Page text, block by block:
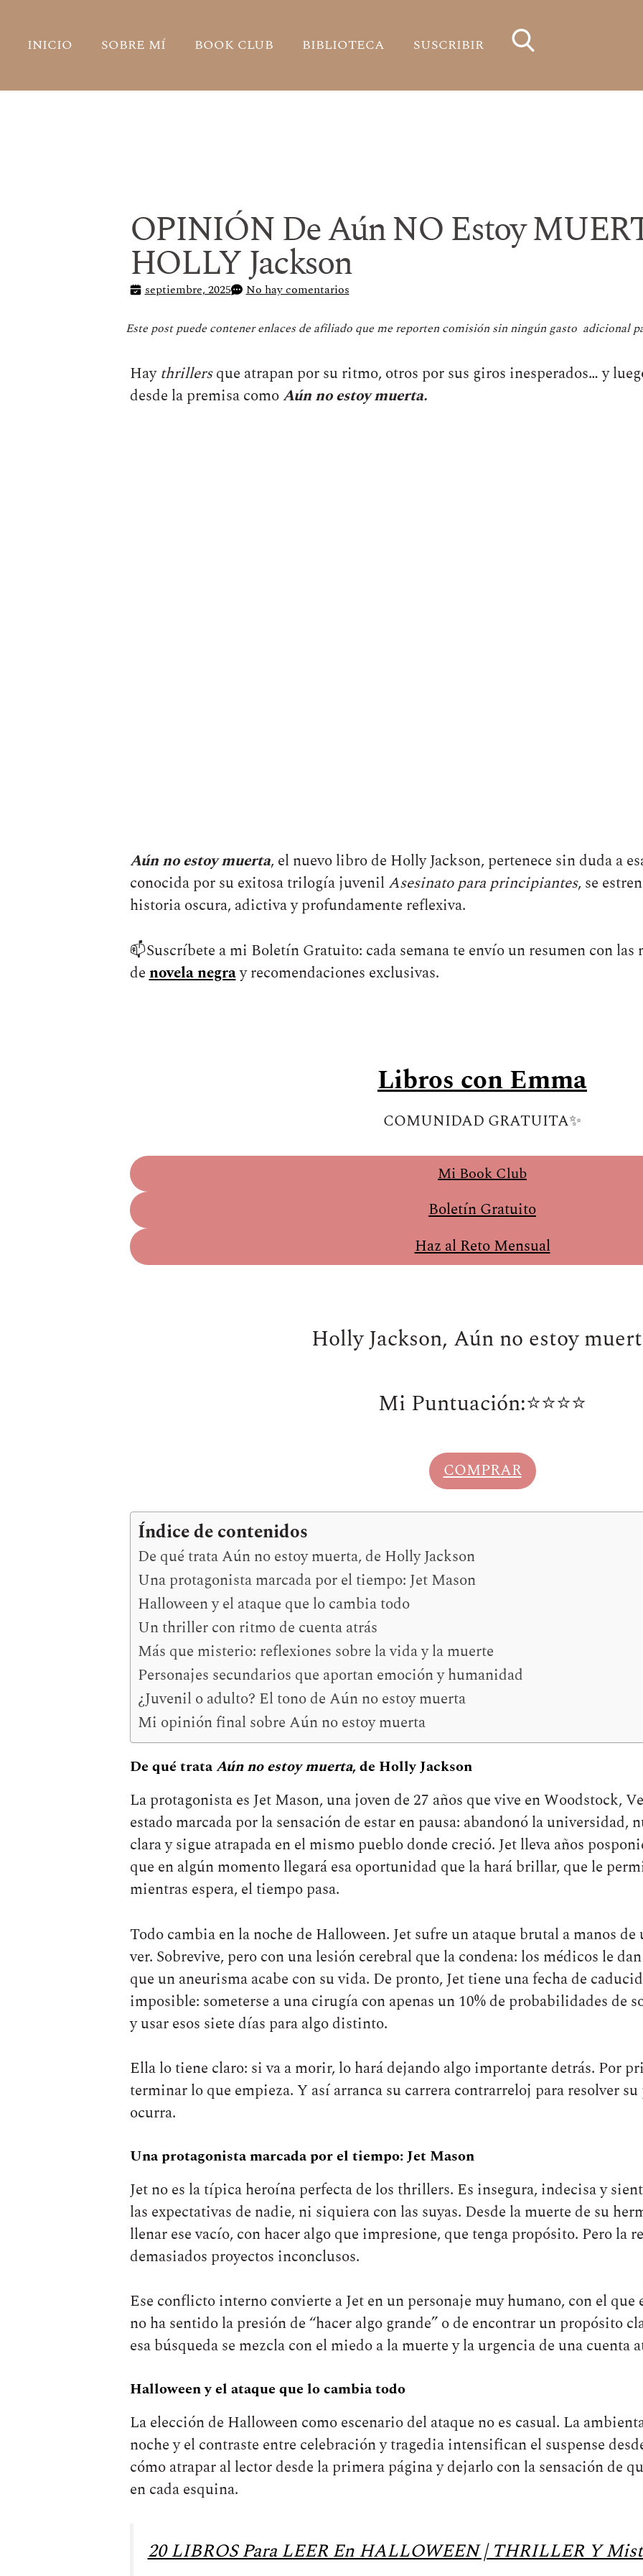
INICIO SOBRE MÍ BOOK CLUB BIBLIOTECA SUSCRIBIR
OPINIÓN De Aún NO Estoy
HOLLY Jackson
septiembre, 2025 No hay comentarios
Este post puede contener enlaces de afiliado que me reporten comisión sin ningún gasto adicional
Haythrillersque atrapan por su ritmo, otros por sus giros inesperados… y
desde la premisa comoAún no estoy muerta.
Aún no estoy muerta, el nuevo libro de Holly Jackson, pertenece sin duda a
conocida por su exitosa trilogía juvenil Asesinato para principiantes, se
historia oscura, adictiva y profundamente reflexiva.
📫Suscríbete a mi Boletín Gratuito: cada semana te envío un resumen con las
denovela negray recomendaciones exclusivas.
Libros con Emma
COMUNIDAD GRATUITA✨
Mi Book Club
Boletín Gratuito
Haz al Reto Mensual
Holly Jackson, Aún no estoy
Mi Puntuación:⭐⭐⭐️⭐️
COMPRAR
Índice de contenidos
De qué trata Aún no estoy muerta, de Holly Jackson
Una protagonista marcada por el tiempo: Jet Mason
Halloween y el ataque que lo cambia todo
Un thriller con ritmo de cuenta atrás
Más que misterio: reflexiones sobre la vida y la muerte
Personajes secundarios que aportan emoción y humanidad
¿Juvenil o adulto? El tono de Aún no estoy muerta
Mi opinión final sobre Aún no estoy muerta
De qué trataAún no estoy muerta, de Holly Jackson
La protagonista es Jet Mason, una joven de 27 años que vive en Woodstock,
estado marcada por la sensación de estar en pausa: abandonó la universidad,
clara y sigue atrapada en el mismo pueblo donde creció. Jet lleva años
que en algún momento llegará esa oportunidad que la hará brillar, que le
mientras espera, el tiempo pasa.
Todo cambia en la noche de Halloween. Jet sufre un ataque brutal a manos
ver. Sobrevive, pero con una lesión cerebral que la condena: los médicos le
que un aneurisma acabe con su vida. De pronto, Jet tiene una fecha de
imposible: someterse a una cirugía con apenas un 10% de probabilidades de
y usar esos siete días para algo distinto.
Ella lo tiene claro: si va a morir, lo hará dejando algo importante detrás. Por
terminar lo que empieza. Y así arranca su carrera contrarreloj para resolver
ocurra.
Una protagonista marcada por el tiempo: Jet Mason
Jet no es la típica heroína perfecta de los thrillers. Es insegura, indecisa y
las expectativas de nadie, ni siquiera con las suyas. Desde la muerte de su
llenar ese vacío, con hacer algo que impresione, que tenga propósito. Pero la
demasiados proyectos inconclusos.
Ese conflicto interno convierte a Jet en un personaje muy humano, con el
no ha sentido la presión de “hacer algo grande” o de encontrar un propósito
esa búsqueda se mezcla con el miedo a la muerte y la urgencia de una cuenta
Halloween y el ataque que lo cambia todo
La elección de Halloween como escenario del ataque no es casual. La
noche y el contraste entre celebración y tragedia intensifican el suspense
cómo atrapar al lector desde la primera página y dejarlo con la sensación de
en cada esquina.
20 LIBROS Para LEER En HALLOWEEN | THRILLER Y